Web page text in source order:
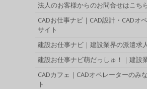
法人のお客様からのお問合せはこち
CADお仕事ナビ｜CAD設計・CADオ
サイト
建設お仕事ナビ｜建設業界の派遣求
建設お仕事ナビ萌だっしゅ！｜建設
CADカフェ｜CADオペレーターのみ
ト